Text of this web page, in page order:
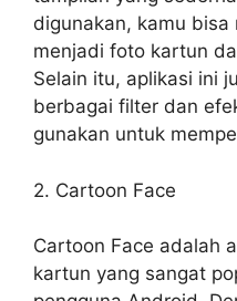
digunakan, kamu
menjadi foto kartun
Selain itu, aplikasi ini
berbagai filter dan
gunakan untuk
2. Cartoon Face
Cartoon Face adalah
kartun yang sangat